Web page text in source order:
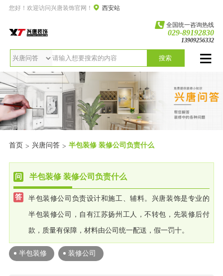
您好！欢迎访问兴唐装饰官网！ 西安站
全国统一咨询热线
029-89192830
13909256332
搜索
首页 > 兴唐问答 > 半包装修 装修公司负责什么
半包装修 装修公司负责什么
半包装修公司负责设计和施工、辅料。兴唐装饰是专业的
半包装修公司，自有江苏扬州工人，不转包，先装修后付
款，质量有保障，材料由公司统一配送，假一罚十。
半包装修 装修公司